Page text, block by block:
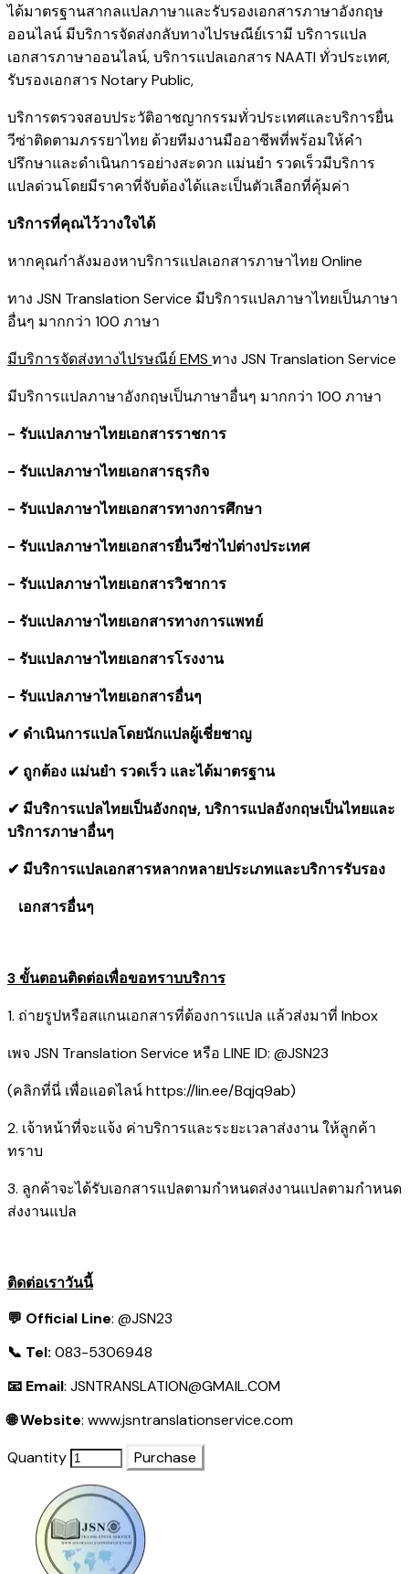
ได้มาตรฐานสากลแปลภาษาและรับรองเอกสารภาษาอังกฤษ
ออนไลน์ มีบริการจัดส่งกลับทางไปรษณีย์เรามี บริการแปล
เอกสารภาษาออนไลน์,บริการแปลเอกสาร NAATI ​ทั่วประเทศ,
รับรองเอกสาร Notary Public,
บริการตรวจสอบประวัติอาชญากรรม​ทั่วประเทศและบริการยื่น
วีซ่าติดตามภรรยาไทย ด้วยทีมงานมืออาชีพที่พร้อมให้คำ
ปรึกษาและดำเนินการอย่างสะดวก แม่นยำ รวดเร็วมีบริการ
แปลด่วนโดยมีราคาที่จับต้องได้และเป็นตัวเลือกที่คุ้มค่า
บริการที่คุณไว้วางใจได้
หากคุณกำลังมองหาบริการแปลเอกสารภาษาไทย Online
ทาง JSN Translation Service มีบริการแปลภาษาไทยเป็นภาษา
อื่นๆ มากกว่า 100 ภาษา
มีบริการจัดส่งทางไปรษณีย์ EMS ทาง JSN Translation Service
มีบริการแปลภาษาอังกฤษเป็นภาษาอื่นๆ มากกว่า 100 ภาษา
- รับแปลภาษาไทยเอกสารราชการ
- รับแปลภาษาไทยเอกสารธุรกิจ
- รับแปลภาษาไทยเอกสารทางการศึกษา
- รับแปลภาษาไทยเอกสารยื่นวีซ่าไปต่างประเทศ
- รับแปลภาษาไทยเอกสารวิชาการ
- รับแปลภาษาไทยเอกสารทางการแพทย์
- รับแปลภาษาไทยเอกสารโรงงาน
- รับแปลภาษาไทยเอกสารอื่นๆ
✔ ดำเนินการแปลโดยนักแปลผู้เชี่ยชาญ
✔ ถูกต้อง แม่นยำ รวดเร็ว และได้มาตรฐาน
✔ มีบริการแปลไทยเป็นอังกฤษ, บริการแปลอังกฤษเป็นไทยและ
บริการภาษาอื่นๆ
✔ มีบริการแปลเอกสารหลากหลายประเภทและบริการรับรอง
​ เอกสารอื่นๆ
3 ขั้นตอนติดต่อเพื่อขอทราบบริการ
1. ถ่ายรูปหรือสแกนเอกสารที่ต้องการแปล แล้วส่งมาที่ Inbox
เพจ JSN Translation Service หรือ LINE ID: @JSN23
(คลิกที่นี่ เพื่อแอดไลน์https://lin.ee/Bqjq9ab)
2. เจ้าหน้าที่จะแจ้ง ค่าบริการและระยะเวลาส่งงาน ให้ลูกค้า
ทราบ
3. ลูกค้าจะได้รับเอกสารแปลตามกำหนดส่งงานแปลตามกำหนด
ส่งงานแปล
ติดต่อเราวันนี้
💬 Official Line: @JSN23
📞 Tel: 083-5306948
📧 Email: JSNTRANSLATION@GMAIL.COM
🌐 Website: www.jsntranslationservice.com
Quantity
Purchase